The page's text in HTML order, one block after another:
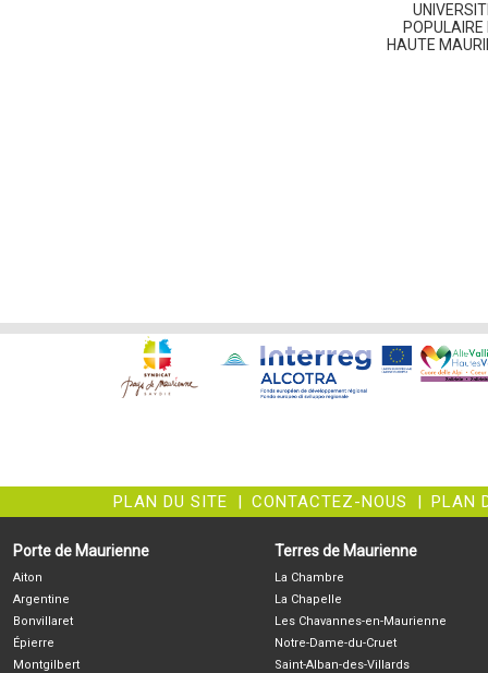
POPULAIRE
HAUTE
PLAN DU SITE | CONTACTEZ-NOUS | PLAN
Porte de Maurienne
Aiton
Argentine
Bonvillaret
Épierre
Montgilbert
Terres de Maurienne
La Chambre
La Chapelle
Les Chavannes-en-Maurienne
Notre-Dame-du-Cruet
Saint-Alban-des-Villards